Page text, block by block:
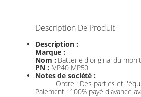
Description De Produit
Description :
Marque :
Nom : Batterie d'original du
PN : MP40 MP50
Notes de société :
Ordre : Des parties et
Paiement : 100% payé d'avance